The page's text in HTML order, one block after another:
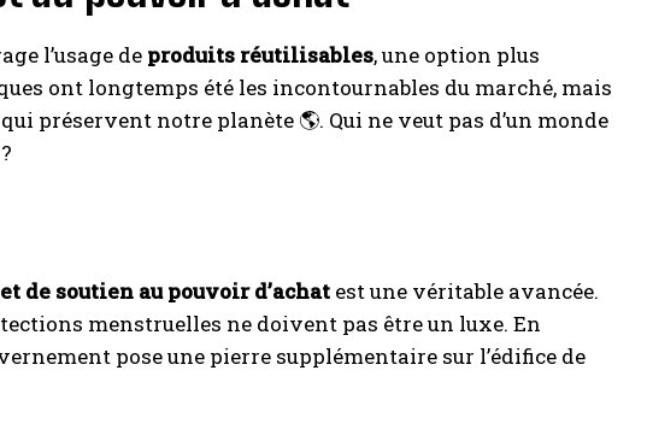
l’usage de produits réutilisables, une option plus
ont longtemps été les incontournables du marché, mais
préservent notre planète 🌎. Qui ne veut pas d’un monde
de soutien au pouvoir d’achat est une véritable avancée.
menstruelles ne doivent pas être un luxe. En
pose une pierre supplémentaire sur l’édifice de